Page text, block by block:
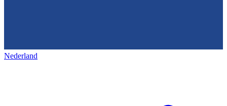
Nederland